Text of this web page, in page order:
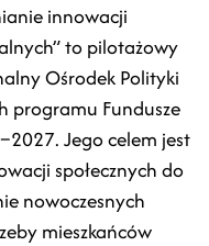
innowacji
to pilotażowy
Ośrodek Polityki
programu Fundusze
Jego celem jest
społecznych do
nowoczesnych
mieszkańców